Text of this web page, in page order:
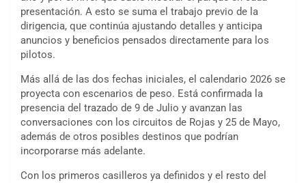
presentación. A esto se suma el trabajo previo de la
dirigencia, que continúa ajustando detalles y anticipa
anuncios y beneficios pensados directamente para los
pilotos.
Más allá de las dos fechas iniciales, el calendario 2026 se
proyecta con escenarios de peso. Está confirmada la
presencia del trazado de 9 de Julio y avanzan las
conversaciones con los circuitos de Rojas y 25 de Mayo,
además de otros posibles destinos que podrían
incorporarse más adelante.
Con los primeros casilleros ya definidos y el resto del